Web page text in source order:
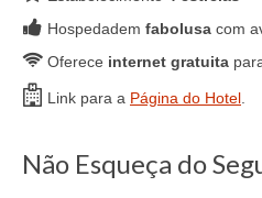
Hospedadem fabolusa com
Oferece internet gratuita
Link para a Página do Hotel
Não Esqueça do